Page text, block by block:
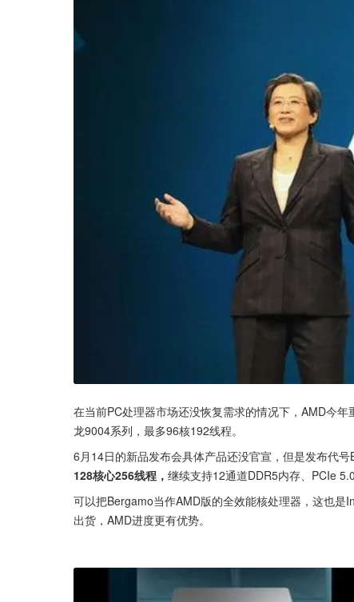
在当前PC处理器市场还没恢复需求的情况下，AMD今
龙9004系列，最多96核192线程。
6月14日的新品发布会具体产品还没官宣，但是发布代号
128核心256线程， 继续支持12通道DDR5内存、PCIe
可以把Bergamo当作AMD版的全效能核处理器，这也
出货，AMD进度更有优势。